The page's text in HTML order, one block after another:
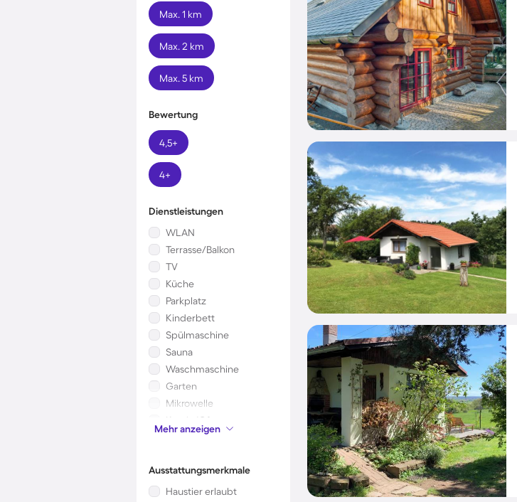
Max. 1 km
Max. 2 km
Max. 5 km
Bewertung
4,5+
4+
Dienstleistungen
WLAN
Terrasse/Balkon
TV
Küche
Parkplatz
Kinderbett
Spülmaschine
Sauna
Waschmaschine
Garten
Mikrowelle
Kamin/Ofen
Klimaanlage
Mehr anzeigen
Ausstattungsmerkmale
Haustier erlaubt